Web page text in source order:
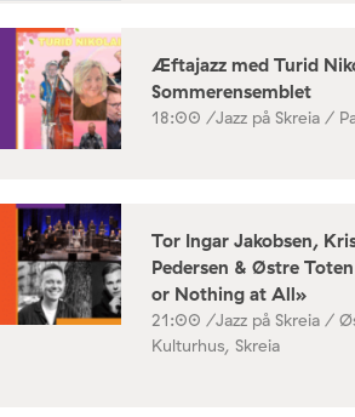
Æftajazz med Turid
Sommerensemblet
18:00 /Jazz på Skreia /
Tor Ingar Jakobsen,
Pedersen & Østre
or Nothing at All»
21:00 /Jazz på Skreia /
Kulturhus, Skreia